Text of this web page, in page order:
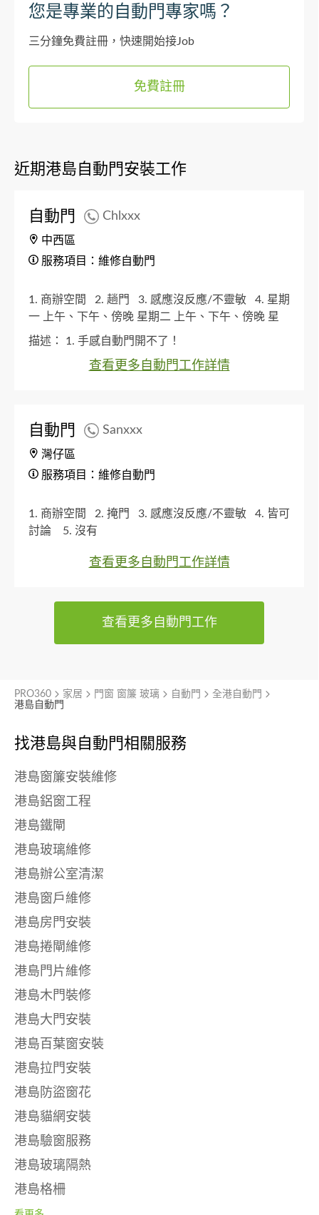
您是專業的自動門專家嗎？
三分鐘免費註冊，快速開始接Job
免費註冊
近期港島自動門安裝工作
自動門 Chlxxx
中西區
服務項目：維修自動門
1. 商辦空間 2. 趟門 3. 感應沒反應/不靈敏
4. 星期
一 上午、下午、傍晚 星期二 上午、下午、傍晚 星
期三 上午、下午、傍晚 星期四 上午、下午、傍晚
描述： 1. 手感自動門開不了！
查看更多自動門工作詳情
自動門 Sanxxx
灣仔區
服務項目：維修自動門
1. 商辦空間 2. 掩門 3. 感應沒反應/不靈敏
4. 皆可
討論
5. 沒有
查看更多自動門工作詳情
查看更多自動門工作
找港島與自動門相關服務
港島窗簾安裝維修
港島鋁窗工程
港島鐵閘
港島玻璃維修
港島辦公室清潔
港島窗戶維修
港島房門安裝
港島捲閘維修
港島門片維修
港島木門裝修
港島大門安裝
港島百葉窗安裝
港島拉門安裝
港島防盜窗花
港島貓網安裝
港島驗窗服務
港島玻璃隔熱
港島格柵
PRO360 家居 門窗 窗簾 玻璃 自動門
全港自動門
港島自動門